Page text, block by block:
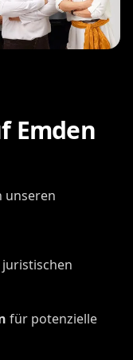
Emden
unseren
für potenzielle